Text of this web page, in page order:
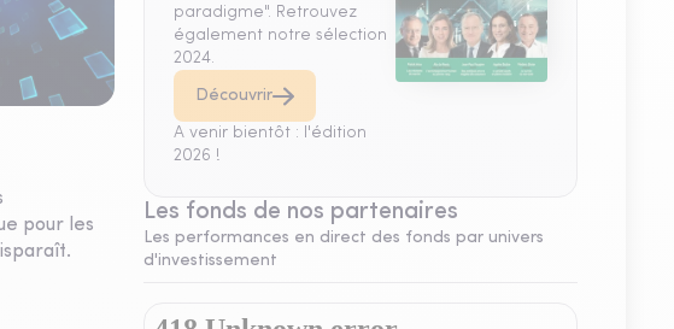
pour les
paradigme". Retrouvez
également notre sélection
2024.
Découvrir
A venir bientôt : l'édition
2026 !
Les fonds de nos partenaires
Les performances en direct des fonds par univers
d'investissement